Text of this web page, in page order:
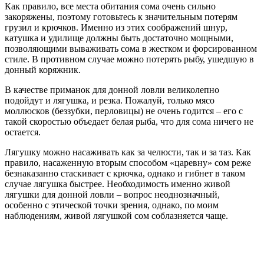
Как правило, все места обитания сома очень сильно
закоряжены, поэтому готовьтесь к значительным потерям
грузил и крючков. Именно из этих соображений шнур,
катушка и удилище должны быть достаточно мощными,
позволяющими вываживать сома в жестком и форсированном
стиле. В противном случае можно потерять рыбу, ушедшую в
донный коряжник.
В качестве приманок для донной ловли великолепно
подойдут и лягушка, и резка. Пожалуй, только мясо
моллюсков (беззубки, перловицы) не очень годится – его с
такой скоростью объедает белая рыба, что для сома ничего не
остается.
Лягушку можно насаживать как за челюсти, так и за таз. Как
правило, насаженную вторым способом «царевну» сом реже
безнаказанно стаскивает с крючка, однако и гибнет в таком
случае лягушка быстрее. Необходимость именно живой
лягушки для донной ловли – вопрос неоднозначный,
особенно с этической точки зрения, однако, по моим
наблюдениям, живой лягушкой сом соблазняется чаще.